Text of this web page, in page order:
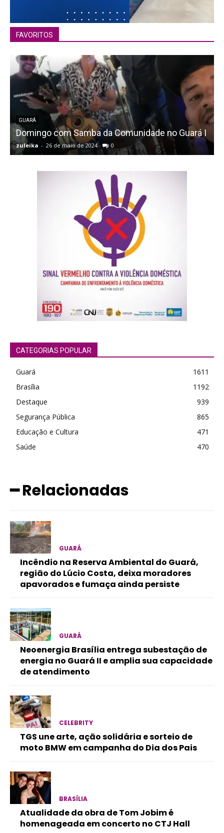
FAVORITOS
GUARÁ
Domingo com Samba da Comunidade no Guará I
zuleika - 26 de maio de 2024 0
CATEGORIAS POPULAR
Guará
1611
Brasília
1192
Destaque
939
Segurança Pública
865
Educação e Cultura
471
Saúde
470
━ Relacionadas
GUARÁ
Incêndio na Reserva Ambiental do Guará,
região do Lúcio Costa, deixa moradores
apavorados e fumaça ainda persiste
GUARÁ
Neoenergia Brasília entrega subestação de
energia no Guará II e amplia sua capacidade
de atendimento
CELEBRITY
TGS une arte, ação solidária e sorteio de
moto BMW em campanha do Dia dos Pais
BRASÍLIA
Atualidade da obra de Tom Jobim é
homenageada em concerto no CTJ Hall